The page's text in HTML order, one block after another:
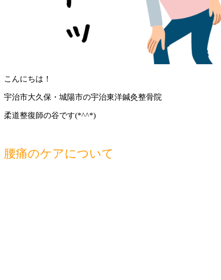
こんにちは！
宇治市大久保・城陽市の宇治東洋鍼灸整骨院
柔道整復師の谷です(*^^*)
腰痛のケアについて